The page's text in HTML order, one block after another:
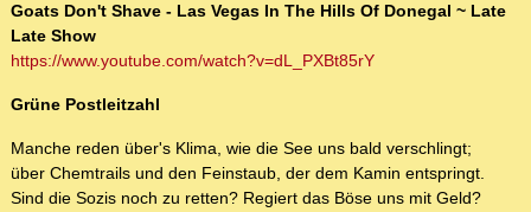
Goats Don't Shave - Las Vegas In The Hills Of Donegal ~ Late
Late Show
https://www.youtube.com/watch?v=dL_PXBt85rY
Grüne Postleitzahl
Manche reden über's Klima, wie die See uns bald verschlingt;
über Chemtrails und den Feinstaub, der dem Kamin entspringt.
Sind die Sozis noch zu retten? Regiert das Böse uns mit Geld?